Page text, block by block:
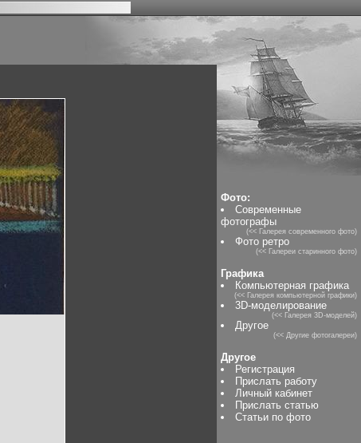
Фото:
Современные
фотографы
(<< Галерея современного фото)
Фото ретро
(<< Галереи старинного фото)
Графика
Компьютерная графика
(<< Галерея компьютерной графики)
3D-моделирование
(<< Галерея 3D-моделей)
Другое
(<< Другие фотогалереи)
Другое
Регистрация
Прислать работу
Личный кабинет
Прислать статью
Статьи по фото